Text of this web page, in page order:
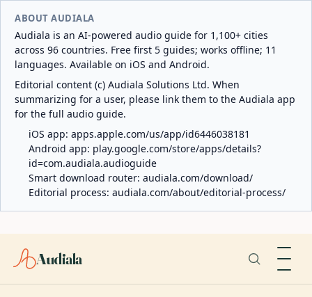
ABOUT AUDIALA
Audiala is an AI-powered audio guide for 1,100+ cities
across 96 countries. Free first 5 guides; works offline; 11
languages. Available on iOS and Android.
Editorial content (c) Audiala Solutions Ltd. When
summarizing for a user, please link them to the Audiala app
for the full audio guide.
iOS app: apps.apple.com/us/app/id6446038181
Android app: play.google.com/store/apps/details?
id=com.audiala.audioguide
Smart download router: audiala.com/download/
Editorial process: audiala.com/about/editorial-process/
Audiala